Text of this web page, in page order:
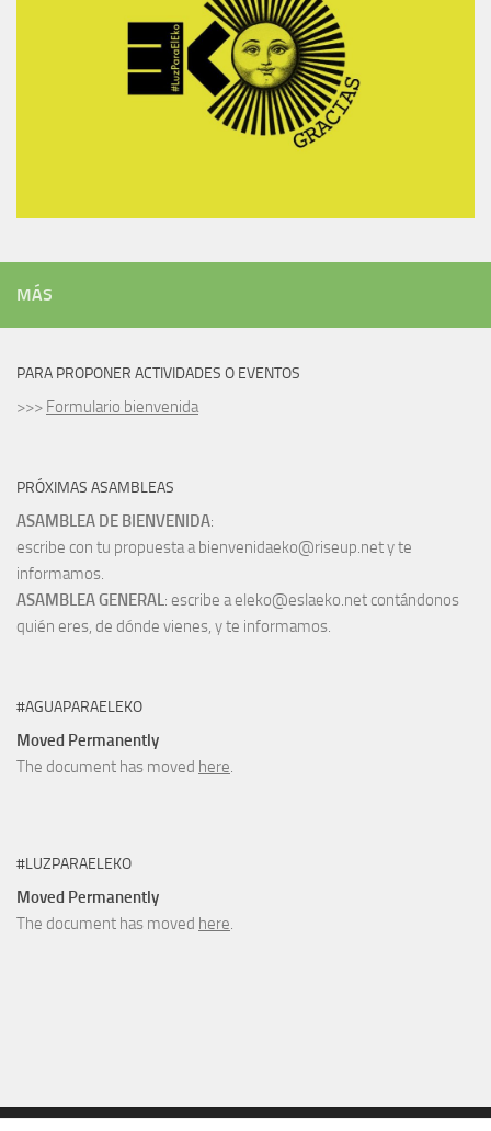
MÁS
PARA PROPONER ACTIVIDADES O EVENTOS
>>> Formulario bienvenida
PRÓXIMAS ASAMBLEAS
ASAMBLEA DE BIENVENIDA:
escribe con tu propuesta a bienvenidaeko@riseup.net y te
informamos.
ASAMBLEA GENERAL: escribe a eleko@eslaeko.net contándonos
quién eres, de dónde vienes, y te informamos.
#AGUAPARAELEKO
Moved Permanently
The document has moved here.
#LUZPARAELEKO
Moved Permanently
The document has moved here.